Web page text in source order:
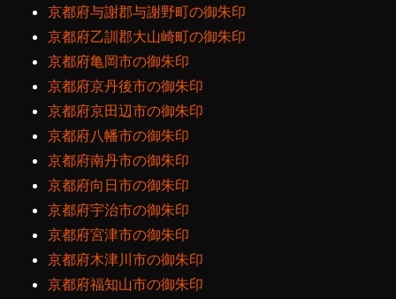
京都府与謝郡与謝野町の御朱印
京都府乙訓郡大山崎町の御朱印
京都府亀岡市の御朱印
京都府京丹後市の御朱印
京都府京田辺市の御朱印
京都府八幡市の御朱印
京都府南丹市の御朱印
京都府向日市の御朱印
京都府宇治市の御朱印
京都府宮津市の御朱印
京都府木津川市の御朱印
京都府福知山市の御朱印